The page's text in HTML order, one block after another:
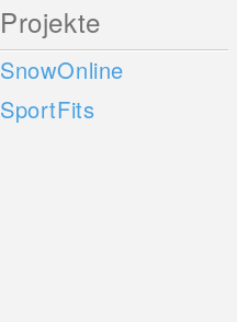
Projekte
SnowOnline
SportFits